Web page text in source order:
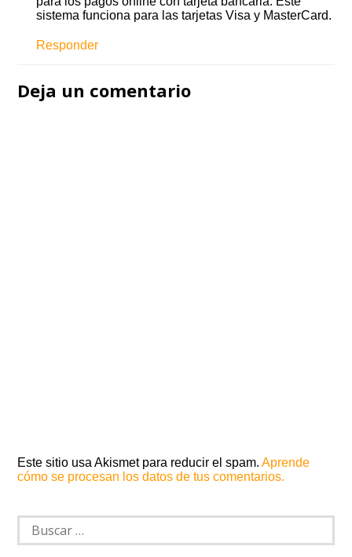
sistema funciona para las tarjetas Visa y MasterCard.
Responder
Deja un comentario
Este sitio usa Akismet para reducir el spam.Aprende
cómo se procesan los datos de tus comentarios.
Buscar: